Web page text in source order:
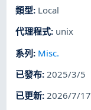
類型: Local
代理程式: unix
系列: Misc.
已發布: 2025/3/5
已更新:2026/7/17